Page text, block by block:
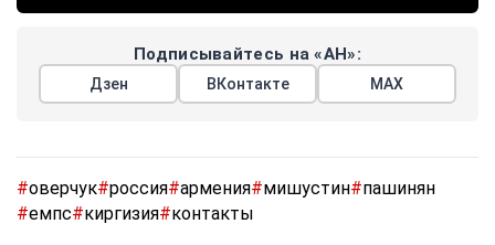
Подписывайтесь на «АН»:
Дзен ВКонтакте МАХ
#оверчук#россия#армения#мишустин#пашинян
#емпс#киргизия#контакты